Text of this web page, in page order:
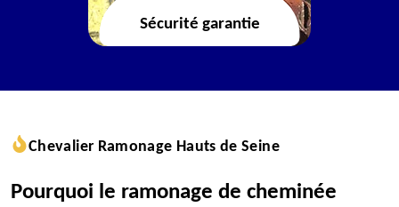
Sécurité garantie
Chevalier Ramonage Hauts de Seine
Pourquoi le ramonage de cheminée